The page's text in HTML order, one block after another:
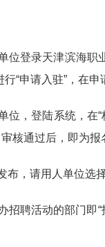
登录天津滨海职
“申请入驻”，在
，登陆系统，在“
核通过后，即为报
，请用人单位选
聘活动的部门即“